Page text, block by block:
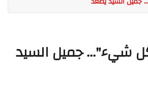
شيء"... جميل السيد